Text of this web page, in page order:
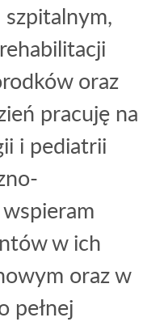
oraz
pracuję na
i pediatrii
w ich
oraz w
pełnej